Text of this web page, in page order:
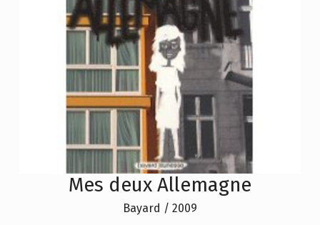
Mes deux Allemagne
Bayard / 2009